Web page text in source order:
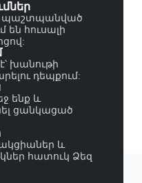
պաշտպանված
են հուսալի
խանութի
դեպքում:
ենք և
ցանկացած
ակցիաներ և
հատուկ Ձեզ